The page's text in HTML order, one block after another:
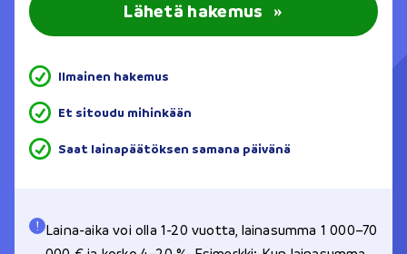
Lähetä hakemus »
Ilmainen hakemus
Et sitoudu mihinkään
Saat lainapäätöksen samana päivänä
Laina-aika voi olla 1-20 vuotta, lainasumma 1 000–70